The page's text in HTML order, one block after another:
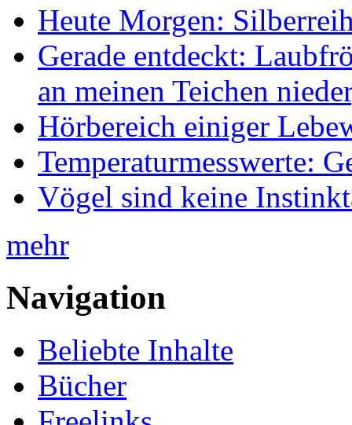
Heute Morgen:
Gerade entdeckt:
an meinen Teichen
Hörbereich einiger
Temperaturmesswerte:
Vögel sind keine
mehr
Navigation
Beliebte Inhalte
Bücher